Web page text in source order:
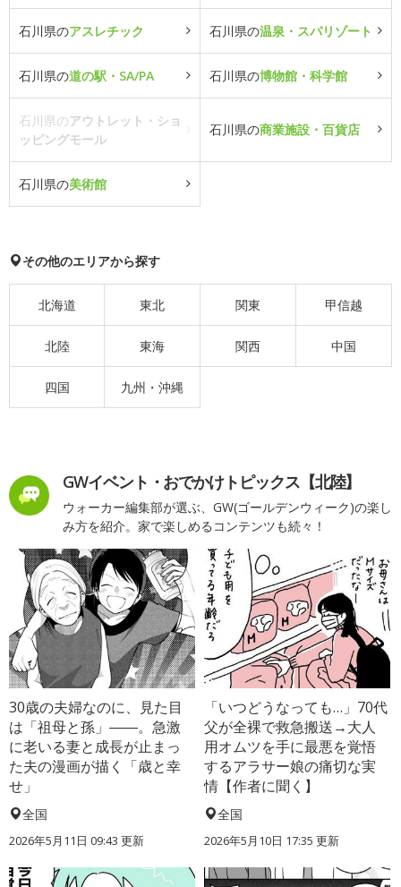
石川県のアスレチック 石川県の温泉・スパリゾート
石川県の道の駅・SA/PA 石川県の博物館・科学館
石川県のアウトレット・ショ
ッピングモール
石川県の商業施設・百貨店
石川県の美術館
その他のエリアから探す
北海道 東北 関東 甲信越
北陸 東海 関西 中国
四国 九州・沖縄
GWイベント・おでかけトピックス【北陸】
ウォーカー編集部が選ぶ、GW(ゴールデンウィーク)の楽し
み方を紹介。家で楽しめるコンテンツも続々！
30歳の夫婦なのに、見た目
は「祖母と孫」――。急激
に老いる妻と成長が止まっ
た夫の漫画が描く「歳と幸
せ」
全国
2026年5月11日 09:43 更新
「いつどうなっても…」70代
父が全裸で救急搬送→大人
用オムツを手に最悪を覚悟
するアラサー娘の痛切な実
情【作者に聞く】
全国
2026年5月10日 17:35 更新